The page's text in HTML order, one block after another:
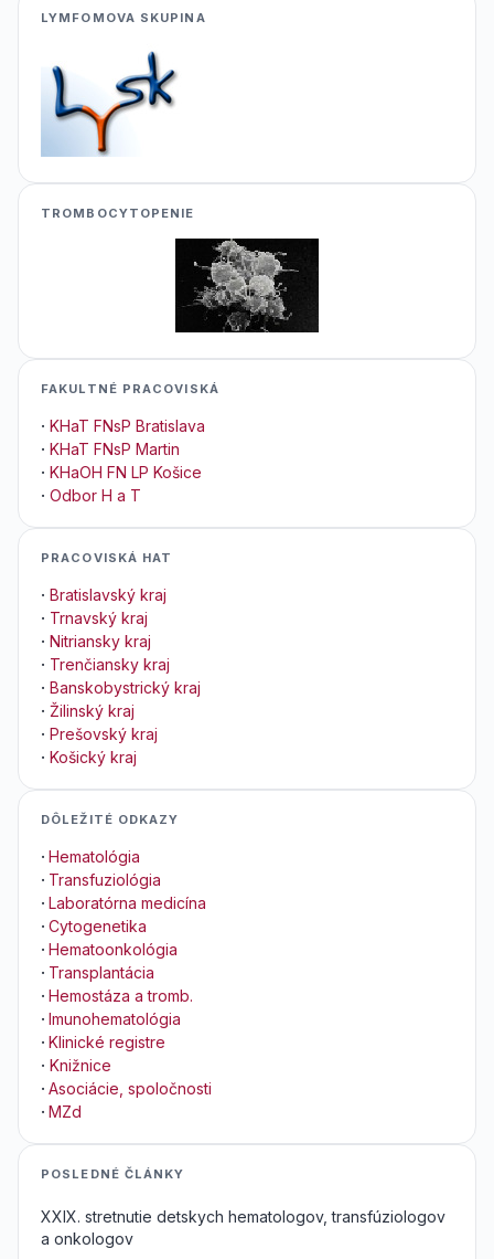
LYMFOMOVA SKUPINA
TROMBOCYTOPENIE
FAKULTNÉ PRACOVISKÁ
· KHaT FNsP Bratislava
· KHaT FNsP Martin
· KHaOH FN LP Košice
· Odbor H a T
PRACOVISKÁ HAT
· Bratislavský kraj
· Trnavský kraj
· Nitriansky kraj
· Trenčiansky kraj
· Banskobystrický kraj
· Žilinský kraj
· Prešovský kraj
· Košický kraj
DÔLEŽITÉ ODKAZY
· Hematológia
· Transfuziológia
· Laboratórna medicína
· Cytogenetika
· Hematoonkológia
· Transplantácia
· Hemostáza a tromb.
· Imunohematológia
· Klinické registre
· Knižnice
· Asociácie, spoločnosti
· MZd
POSLEDNÉ ČLÁNKY
XXIX. stretnutie detskych hematologov, transfúziologov
a onkologov